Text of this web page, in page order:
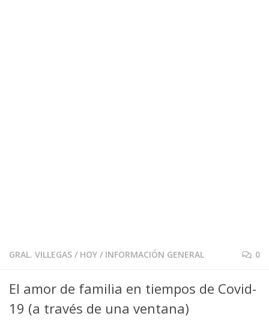
GRAL. VILLEGAS / HOY / INFORMACIÓN GENERAL 0
El amor de familia en tiempos de Covid-
19 (a través de una ventana)